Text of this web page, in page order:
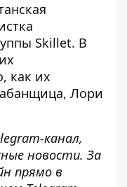
Skillet. В
как их
Лори
канал,
новости. За
прямо в